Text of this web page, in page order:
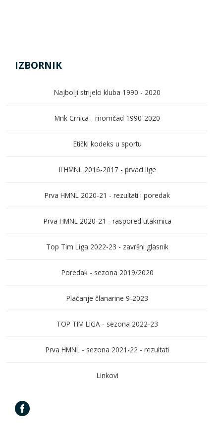
IZBORNIK
Najbolji strijelci kluba 1990 - 2020
Mnk Crnica - momčad 1990-2020
Etički kodeks u sportu
II HMNL 2016-2017 - prvaci lige
Prva HMNL 2020-21 - rezultati i poredak
Prva HMNL 2020-21 - raspored utakmica
Top Tim Liga 2022-23 - završni glasnik
Poredak - sezona 2019/2020
Plaćanje članarine 9-2023
TOP TIM LIGA - sezona 2022-23
Prva HMNL - sezona 2021-22 - rezultati
Linkovi